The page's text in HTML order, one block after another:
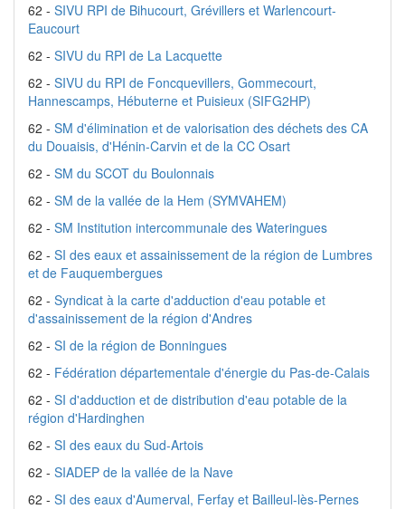
62 - SIVU RPI de Bihucourt, Grévillers et Warlencourt-
Eaucourt
62 - SIVU du RPI de La Lacquette
62 - SIVU du RPI de Foncquevillers, Gommecourt,
Hannescamps, Hébuterne et Puisieux (SIFG2HP)
62 - SM d'élimination et de valorisation des déchets des CA
du Douaisis, d'Hénin-Carvin et de la CC Osart
62 - SM du SCOT du Boulonnais
62 - SM de la vallée de la Hem (SYMVAHEM)
62 - SM Institution intercommunale des Wateringues
62 - SI des eaux et assainissement de la région de Lumbres
et de Fauquembergues
62 - Syndicat à la carte d'adduction d'eau potable et
d'assainissement de la région d'Andres
62 - SI de la région de Bonningues
62 - Fédération départementale d'énergie du Pas-de-Calais
62 - SI d'adduction et de distribution d'eau potable de la
région d'Hardinghen
62 - SI des eaux du Sud-Artois
62 - SIADEP de la vallée de la Nave
62 - SI des eaux d'Aumerval, Ferfay et Bailleul-lès-Pernes